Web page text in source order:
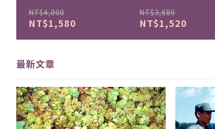
NT$4,000
NT$1,580
NT$3,680
NT$1,520
最新文章